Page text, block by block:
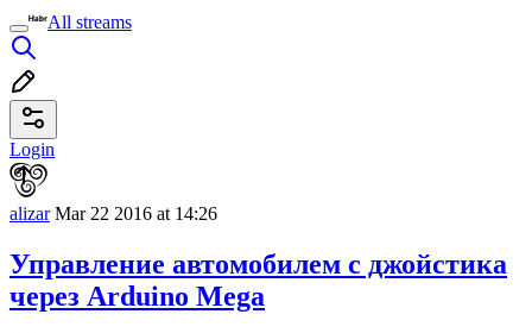
All streams
Login
alizarMar 22 2016 at 14:26
Управление автомобилем с джойстика
через Arduino Mega